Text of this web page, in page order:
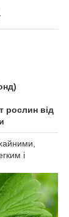
рослин від
і